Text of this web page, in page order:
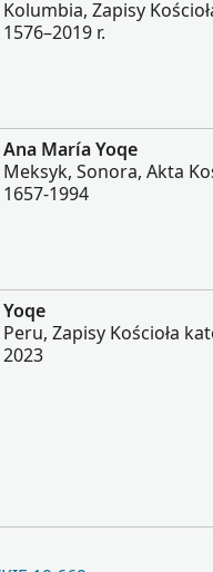
Kolumbia, Zapisy
1576–2019 r.
Ana María Yoqe
Meksyk, Sonora, Akta
1657-1994
Yoqe
Peru, Zapisy Kościoła
2023